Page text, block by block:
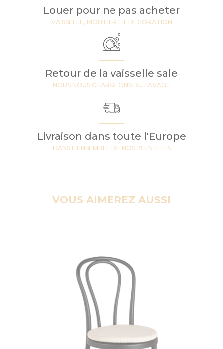
Louer pour ne pas acheter
VAISSELLE, MOBILIER ET DECORATION
Retour de la vaisselle sale
NOUS NOUS CHARGEONS DU LAVAGE
Livraison dans toute l'Europe
DANS L'ENSEMBLE DE NOS 19 ENTITES
VOUS AIMEREZ AUSSI